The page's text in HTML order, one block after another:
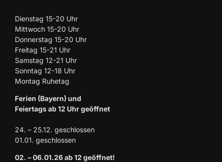
Dienstag 15-20 Uhr
Mittwoch 15-20 Uhr
Donnerstag 15-20 Uhr
Freitag 15-21 Uhr
Samstag 12-21 Uhr
Sonntag 12-18 Uhr
Montag Ruhetag
Ferien (Bayern) und
Feiertags ab 12 Uhr geöffnet
24. – 25.12. geschlossen
01.01. geschlossen
02. – 06.01.26 ab 12 geöffnet!